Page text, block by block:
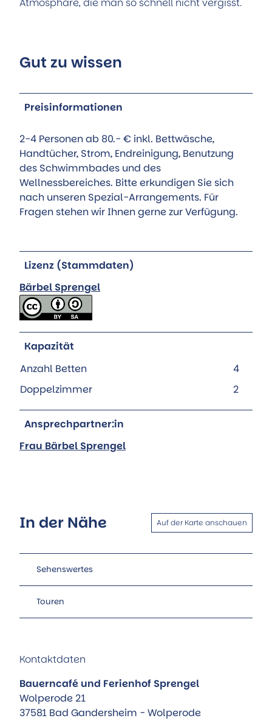
Gut zu wissen
Preisinformationen
2-4 Personen ab 80.- € inkl. Bettwäsche,
Handtücher, Strom, Endreinigung, Benutzung
des Schwimmbades und des
Wellnessbereiches. Bitte erkundigen Sie sich
nach unseren Spezial-Arrangements. Für
Fragen stehen wir Ihnen gerne zur Verfügung.
Lizenz (Stammdaten)
Bärbel Sprengel
Kapazität
Anzahl Betten
4
Doppelzimmer
2
Ansprechpartner:in
Frau Bärbel Sprengel
In der Nähe Auf der Karte anschauen
Sehenswertes
Touren
Kontaktdaten
Bauerncafé und Ferienhof Sprengel
Wolperode 21
37581 Bad Gandersheim - Wolperode